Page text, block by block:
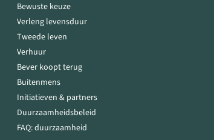
Bewuste keuze
Verleng levensduur
Tweede leven
Verhuur
Bever koopt terug
Buitenmens
Initiatieven & partners
Duurzaamheidsbeleid
FAQ: duurzaamheid